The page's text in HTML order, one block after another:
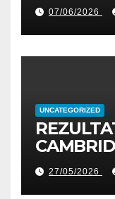
07/06/2026
UNCATEGORIZED
27/05/2026